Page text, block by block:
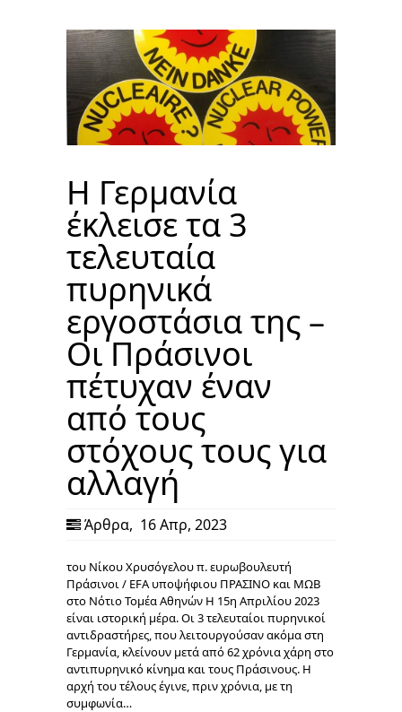
Η Γερμανία
έκλεισε τα 3
τελευταία
πυρηνικά
εργοστάσια της –
Οι Πράσινοι
πέτυχαν έναν
από τους
στόχους τους για
αλλαγή
Άρθρα, 16 Απρ, 2023
του Νίκου Χρυσόγελου π. ευρωβουλευτή
Πράσινοι / EFA υποψήφιου ΠΡΑΣΙΝΟ και ΜΩΒ
στο Νότιο Τομέα Αθηνών Η 15η Απριλίου 2023
είναι ιστορική μέρα. Οι 3 τελευταίοι πυρηνικοί
αντιδραστήρες, που λειτουργούσαν ακόμα στη
Γερμανία, κλείνουν μετά από 62 χρόνια χάρη στο
αντιπυρηνικό κίνημα και τους Πράσινους. Η
αρχή του τέλους έγινε, πριν χρόνια, με τη
συμφωνία…